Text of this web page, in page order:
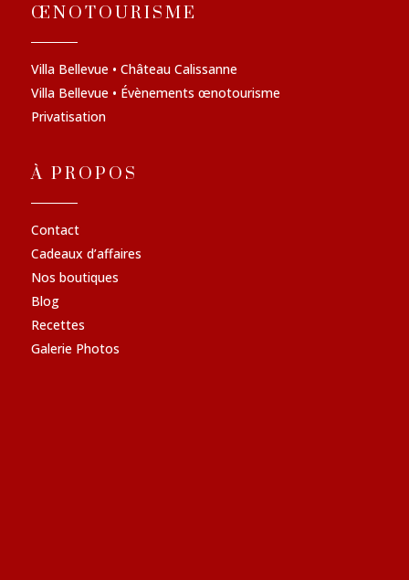
ŒNOTOURISME
Villa Bellevue • Château Calissanne
Villa Bellevue • Évènements œnotourisme
Privatisation
À PROPOS
Contact
Cadeaux d’affaires
Nos boutiques
Blog
Recettes
Galerie Photos